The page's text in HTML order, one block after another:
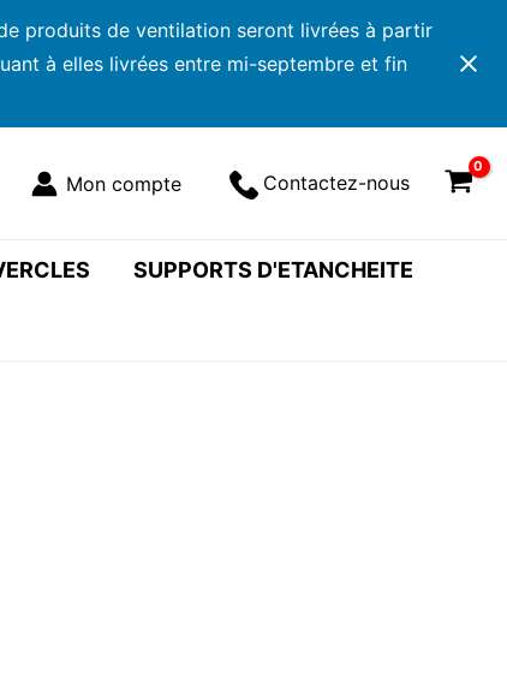
produits de ventilation seront livrées à partir
à elles livrées entre mi-septembre et fin
Contactez-nous
SUPPORTS D'ETANCHEITE